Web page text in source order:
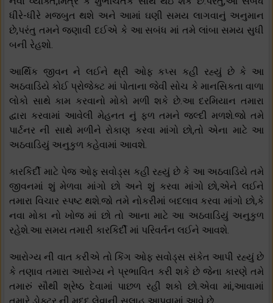
ધીરે-ધીરે મજબુત થશે અને આમાં ઘણી સમય લાગવાનું અનુમાન
છે,પરંતુ તમને જણાવી દઈએ કે આ સબંધ માં તમે લાંબા સમય સુધી
બની રેહશો.
આર્થિક જીવન ને લઈને થ્રી ઓફ કપ્સ કહી રહ્યું છે કે આ
અઠવાડિયે કોઈ પ્રોજેક્ટ માં પોતાના જેવી સોચ કે માનસિકતા વાળા
લોકો સાથે કામ કરવાનો મોકો મળી શકે છે.આ દરમિયાન તમારા
દ્વારા કરવામાં આવેલી મેહનત નું ફળ તમને જલ્દી મળશે.જો તમે
પાર્ટનર ની સાથે મળીને રોકાણ કરવા માંગો છો,તો એના માટે આ
અઠવાડિયું અનુકુળ કહેવામાં આવશે.
કારકિર્દી માટે પેજ ઓફ સવોડ્સ કહી રહ્યું છે કે આ અઠવાડિયે તમે
જીવનમાં શું મેળવા માંગો છો અને શું કરવા માંગો છો,એને લઈને
તમારા વિચાર સ્પષ્ટ થશે.જો તમે નોકરીમાં બદલાવ કરવા માંગો છો,કે
નવા મોકા નો ખોજ માં છો તો આના માટે આ અઠવાડિયું અનુકુળ
રહેશે.આ સમય તમારી કારકિર્દી માં પરિવર્તન લઈને આવશે.
આરોગ્ય ની વાત કરીએ તો કિંગ ઓફ સવોડ્સ સંકેત આપી રહ્યું છે
કે તણાવ તમારા આરોગ્ય ને પ્રભાવિત કરી શકે છે જેના કારણે તમે
તમારું સૌથી શ્રેષ્ઠ દેવામાં પાછળ રહી શકો છો.એવા માં,આવામાં